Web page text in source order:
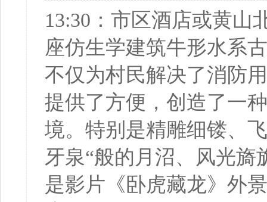
13:30：市区酒店或黄山
座仿生学建筑牛形水系
不仅为村民解决了消防
提供了方便，创造了一
境。特别是精雕细镂、
牙泉“般的月沼、风光旖
是影片《卧虎藏龙》外